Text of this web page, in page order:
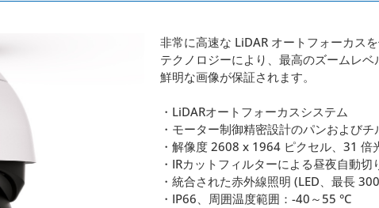
非常に高速な LiDAR オートフォーカス
テクノロジーにより、最高のズームレ
鮮明な画像が保証されます。
・LiDARオートフォーカスシステム
・モーター制御精密設計のパンおよびチ
・解像度 2608 x 1964 ピクセル、31 倍
・IRカットフィルターによる昼夜自動切
・統合された赤外線照明 (LED、最長
・IP66、周囲温度範囲：-40～55 °C